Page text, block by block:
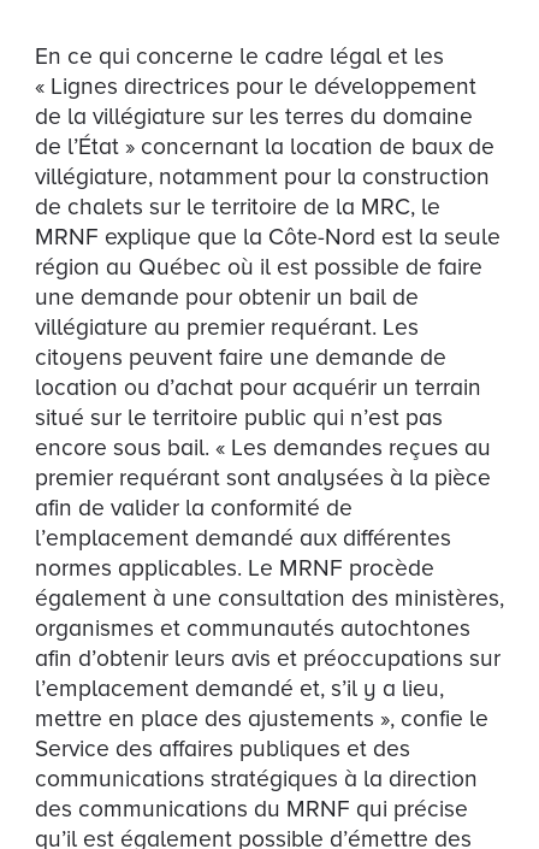
En ce qui concerne le cadre légal et les
« Lignes directrices pour le développement
de la villégiature sur les terres du domaine
de l’État » concernant la location de baux de
villégiature, notamment pour la construction
de chalets sur le territoire de la MRC, le
MRNF explique que la Côte-Nord est la seule
région au Québec où il est possible de faire
une demande pour obtenir un bail de
villégiature au premier requérant. Les
citoyens peuvent faire une demande de
location ou d’achat pour acquérir un terrain
situé sur le territoire public qui n’est pas
encore sous bail. « Les demandes reçues au
premier requérant sont analysées à la pièce
afin de valider la conformité de
l’emplacement demandé aux différentes
normes applicables. Le MRNF procède
également à une consultation des ministères,
organismes et communautés autochtones
afin d’obtenir leurs avis et préoccupations sur
l’emplacement demandé et, s’il y a lieu,
mettre en place des ajustements », confie le
Service des affaires publiques et des
communications stratégiques à la direction
des communications du MRNF qui précise
qu’il est également possible d’émettre des